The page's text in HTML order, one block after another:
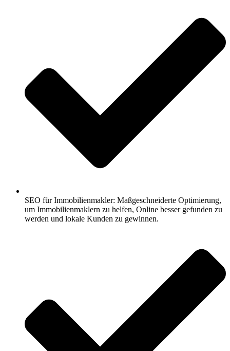
SEO für Immobilienmakler: Maßgeschneiderte Optimierung,
um Immobilienmaklern zu helfen, Online besser gefunden zu
werden und lokale Kunden zu gewinnen.